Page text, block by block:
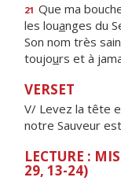
21 Que ma
les louanges du
Son nom très
toujours et à
VERSET
V/ Levez la tête
notre Sauveur
LECTURE :
29, 13-24)